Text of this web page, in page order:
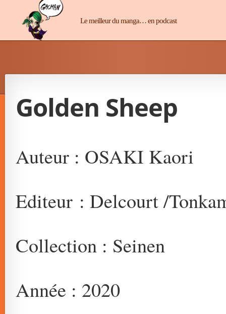
Manga-ChanLe meilleur du manga… en podcast
Golden Sheep
Auteur : OSAKI Kaori
Editeur : Delcourt /
Collection : Seinen
Année : 2020